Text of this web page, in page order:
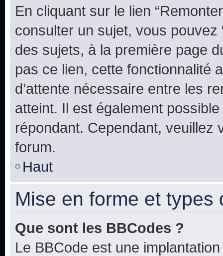
En cliquant sur le lien
consulter un sujet, vous pouvez
des sujets, à la première page
pas ce lien, cette fonctionnalité
d’attente nécessaire entre les
atteint. Il est également
répondant. Cependant,
forum.
Haut
Mise en forme et types
Que sont les BBCodes ?
Le BBCode est une